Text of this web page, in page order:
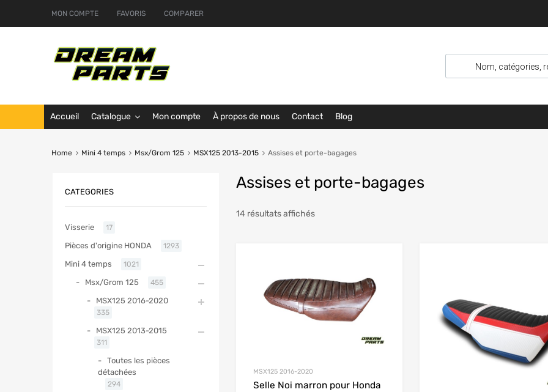
MON COMPTE FAVORIS COMPARER
Accueil Catalogue Mon compte À propos de nous Contact Blog
Home Mini 4 temps Msx/Grom 125 MSX125 2013-2015 Assises et porte-bagages
Assises et porte-bagages
14 résultats affichés
MSX125 2016-2020
Selle Noi marron pour Honda
CATEGORIES
Visserie 17
Pièces d'origine HONDA 1293
Mini 4 temps 1021
Msx/Grom 125 455
MSX125 2016-2020
335
MSX125 2013-2015
311
Toutes les pièces
détachées
294